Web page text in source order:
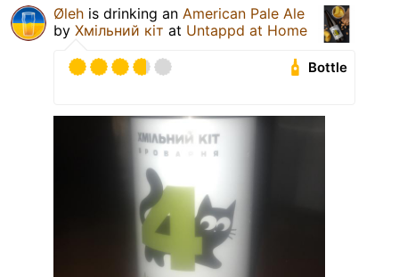
Øleh is drinking an American Pale Ale
by Хмільний кіт at Untappd at Home
Bottle